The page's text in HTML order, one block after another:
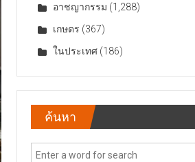
อาชญากรรม (1,288)
เกษตร (367)
ในประเทศ (186)
ค้นหา